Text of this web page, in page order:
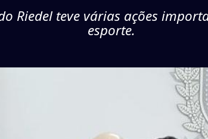
Riedel teve várias ações
esporte.